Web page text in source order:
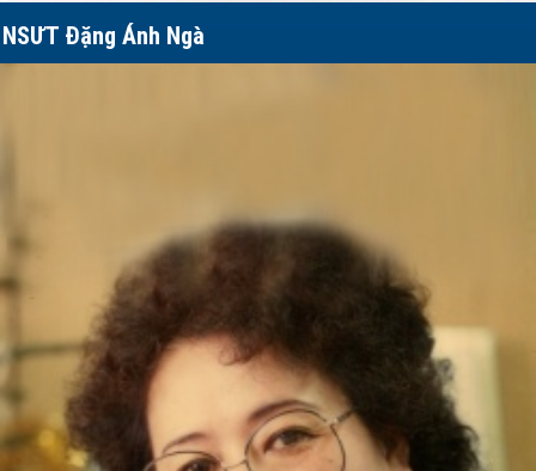
NSƯT Đặng Ánh Ngà